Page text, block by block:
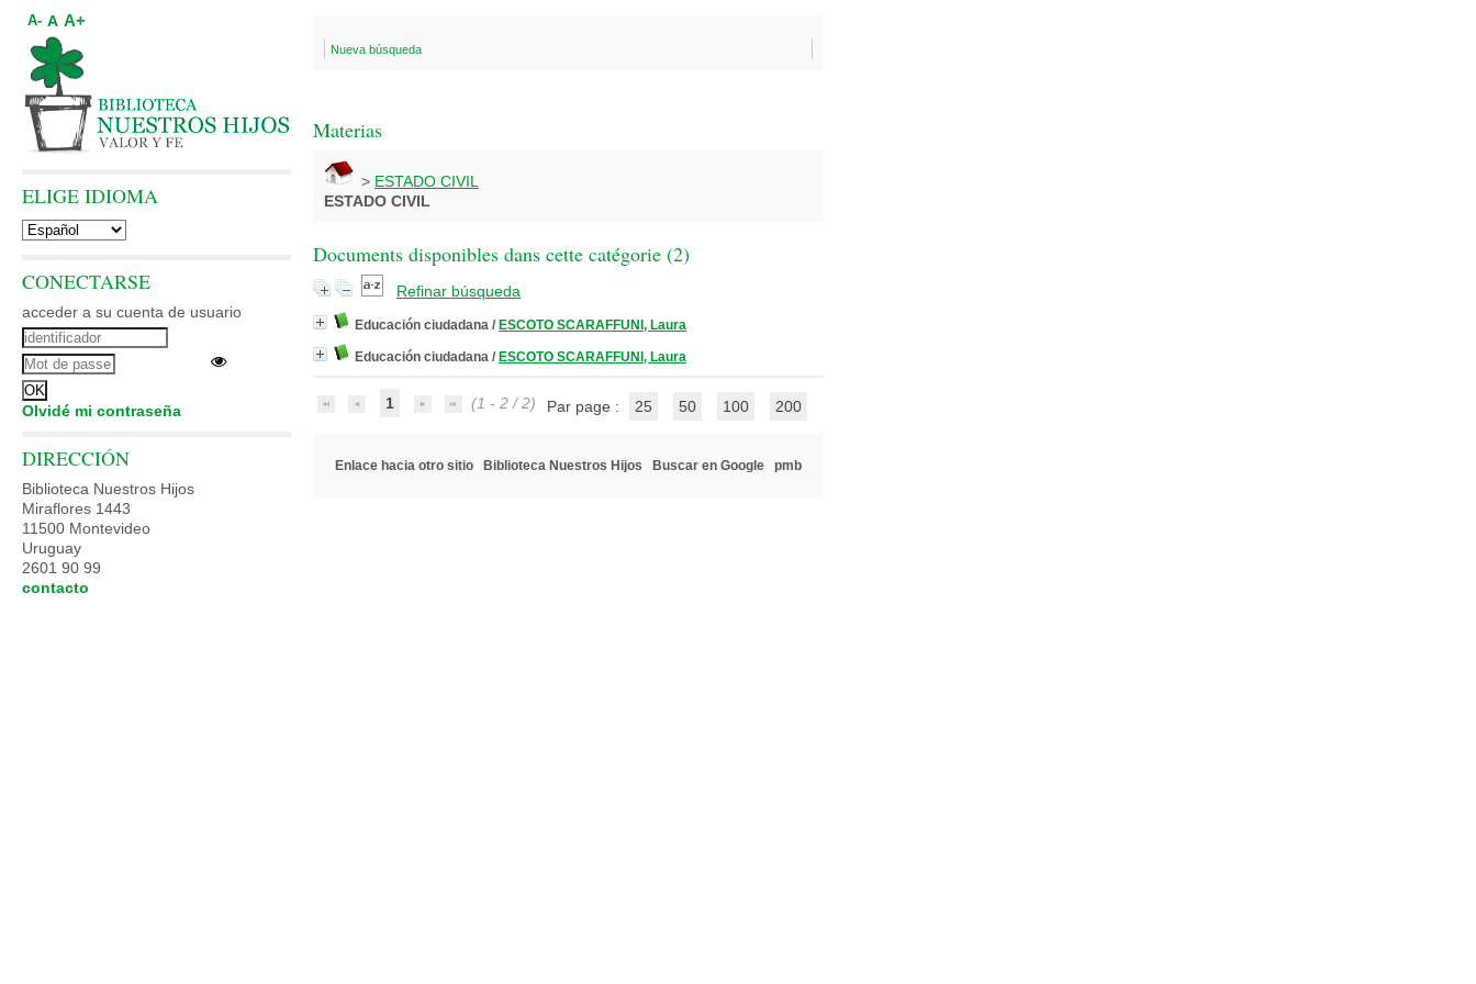
Nueva búsqueda
Materias
> ESTADO CIVIL
ESTADO CIVIL
Documents disponibles dans cette catégorie (2)
Refinar búsqueda
Educación ciudadana / ESCOTO SCARAFFUNI, Laura
Educación ciudadana / ESCOTO SCARAFFUNI, Laura
1 (1 - 2 / 2) Par page : 25 50 100 200
Enlace hacia otro sitio Biblioteca Nuestros Hijos Buscar en Google pmb
A- A A+
ELIGE IDIOMA
CONECTARSE
acceder a su cuenta de usuario
Olvidé mi contraseña
DIRECCIÓN
Biblioteca Nuestros Hijos
Miraflores 1443
11500 Montevideo
Uruguay
2601 90 99
contacto